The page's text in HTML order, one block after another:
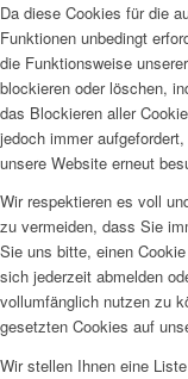
Da diese Cookies für die
Funktionen unbedingt
die Funktionsweise
blockieren oder löschen,
das Blockieren aller
jedoch immer
unsere Website erneut
Wir respektieren es voll
zu vermeiden, dass Sie
Sie uns bitte, einen
sich jederzeit abmelden
vollumfänglich nutzen zu
gesetzten Cookies auf
Wir stellen Ihnen eine